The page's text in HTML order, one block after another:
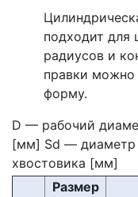
подходит для
радиусов и
правки
форму.
D — рабочий
[мм] Sd — диаметр
хвостовика [мм]
Размер